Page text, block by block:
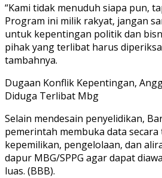
“Kami tidak menuduh siapa pun,
Program ini milik rakyat, jangan
untuk kepentingan politik dan
pihak yang terlibat harus
tambahnya.
Dugaan Konflik Kepentingan,
Diduga Terlibat Mbg
Selain mendesain penyelidikan,
pemerintah membuka data
kepemilikan, pengelolaan, dan
dapur MBG/SPPG agar dapat
luas. (BBB).